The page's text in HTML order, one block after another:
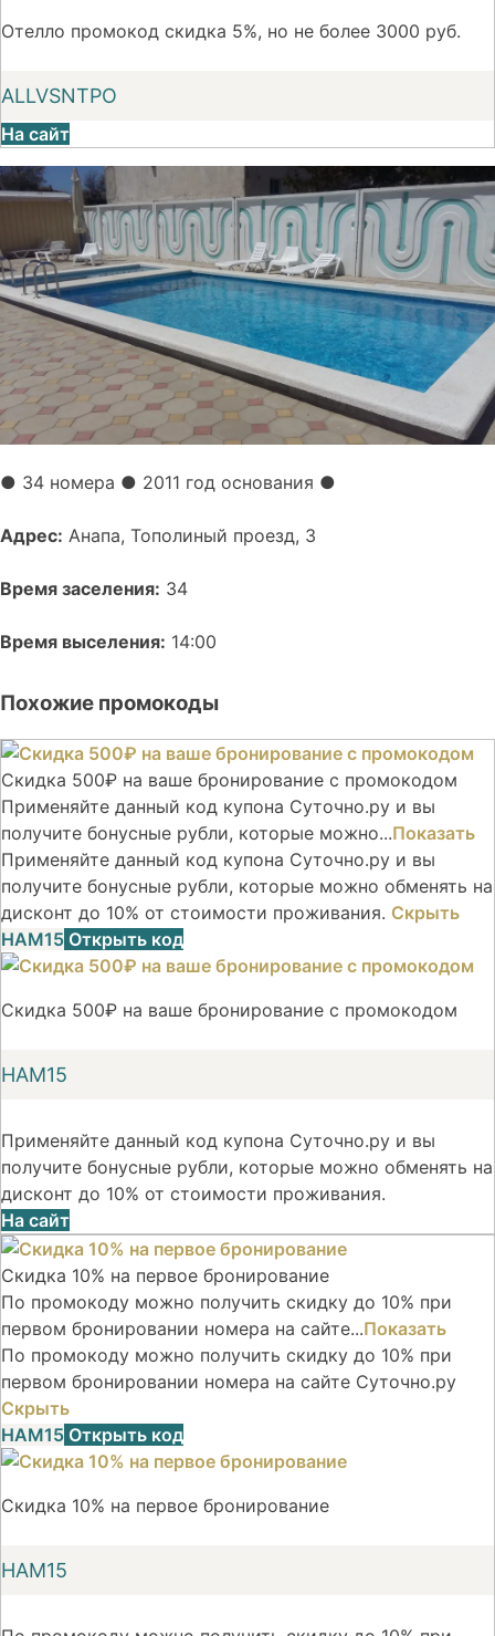
Отелло промокод скидка 5%, но не более 3000 руб.
ALLVSNTPO
На сайт
● 34 номера ● 2011 год основания ●
Адрес: Анапа, Тополиный проезд, 3
Время заселения: 34
Время выселения: 14:00
Похожие промокоды
Скидка 500₽ на ваше бронирование с промокодом
Применяйте данный код купона Суточно.ру и вы
получите бонусные рубли, которые можно...Показать
Применяйте данный код купона Суточно.ру и вы
получите бонусные рубли, которые можно обменять на
дисконт до 10% от стоимости проживания. Скрыть
НАМ15 Открыть код
Скидка 500₽ на ваше бронирование с промокодом
НАМ15
Применяйте данный код купона Суточно.ру и вы
получите бонусные рубли, которые можно обменять на
дисконт до 10% от стоимости проживания.
На сайт
Скидка 10% на первое бронирование
По промокоду можно получить скидку до 10% при
первом бронировании номера на сайте...Показать
По промокоду можно получить скидку до 10% при
первом бронировании номера на сайте Суточно.ру
Скрыть
НАМ15 Открыть код
Скидка 10% на первое бронирование
НАМ15